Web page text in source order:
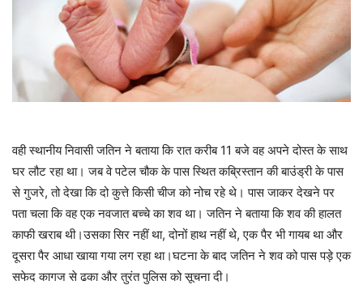
वही स्थानीय निवासी जतिन ने बताया कि रात करीब 11 बजे वह अपने दोस्त के साथ
घर लौट रहा था। जब वे पटेल चौक के पास स्थित कब्रिस्तान की बाउंड्री के पास
से गुजरे, तो देखा कि दो कुत्ते किसी चीज को नोच रहे थे। पास जाकर देखने पर
पता चला कि वह एक नवजात बच्चे का शव था। जतिन ने बताया कि शव की हालत
काफी खराब थी।उसका सिर नहीं था, दोनों हाथ नहीं थे, एक पैर भी गायब था और
दूसरा पैर आधा खाया गया लग रहा था।घटना के बाद जतिन ने शव को पास पड़े एक
सफेद कागज से ढका और तुरंत पुलिस को सूचना दी।